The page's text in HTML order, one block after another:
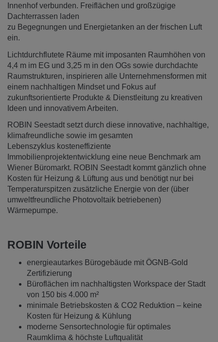
Innenhof verbunden. Freiflächen und großzügige
Dachterrassen laden
zu Begegnungen und Energietanken an der frischen Luft
ein.
Lichtdurchflutete Räume mit imposanten Raumhöhen von
4,4 m im EG und 3,25 m in den OGs sowie durchdachte
Raumstrukturen, inspirieren alle Unternehmensformen mit
einem nachhaltigen Mindset und Fokus auf
zukunftsorientierte Produkte & Dienstleitung zu kreativen
Ideen und innovativem Arbeiten.
ROBIN Seestadt setzt durch diese innovative, nachhaltige,
klimafreundliche sowie im gesamten
Lebenszyklus kosteneffiziente
Immobilienprojektentwicklung eine neue Benchmark am
Wiener Büromarkt. ROBIN Seestadt kommt gänzlich ohne
Kosten für Heizung & Lüftung aus und benötigt nur bei
Temperaturspitzen zusätzliche Energie von der (über
umweltfreundliche Photovoltaik betriebenen)
Wärmepumpe.
ROBIN Vorteile
energieautarkes Bürogebäude mit ÖGNB-Gold
Zertifizierung
Büroflächen im nachhaltigsten Workspace der Stadt
von 150 bis 4.000 m²
minimale Betriebskosten & CO2 Reduktion – keine
Kosten für Heizung & Kühlung
moderne Sensortechnologie für optimales
Raumklima & höchste Luftqualität